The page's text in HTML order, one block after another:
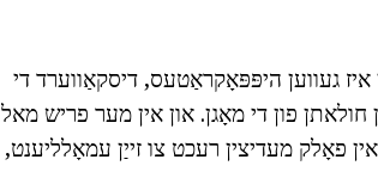
געווען היפּפּאָקראַטעס, דיסקאַווערד די
פון די מאָגן. און אין מער פריש מאל
פאָלק מעדיצין רעכט צו זייַן עמאָלליענט,